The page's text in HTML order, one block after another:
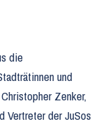
die
und
Zenker,
Vertreter der JuSos